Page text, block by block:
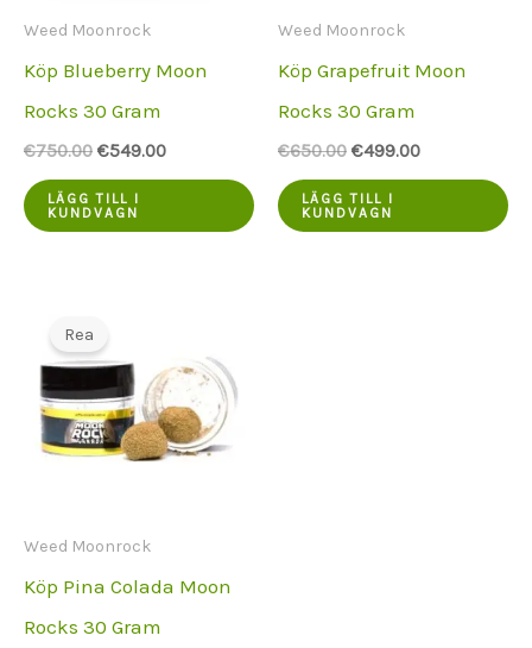
Weed Moonrock
Köp Blueberry Moon
Rocks 30 Gram
€750.00 Ursprungspriset
€750.00.
€549.00Aktuellt
LÄGG TILL I
KUNDVAGN
Weed Moonrock
Köp Grapefruit Moon
Rocks 30 Gram
€650.00 Ursprungspriset
€650.00.
€499.00Aktuellt
LÄGG TILL I
KUNDVAGN
Rea
Weed Moonrock
Köp Pina Colada Moon
Rocks 30 Gram